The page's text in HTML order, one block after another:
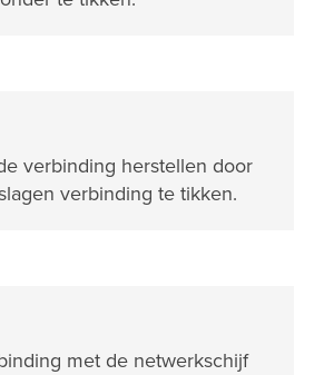
verbinding herstellen door
verbinding te tikken.
met de netwerkschijf